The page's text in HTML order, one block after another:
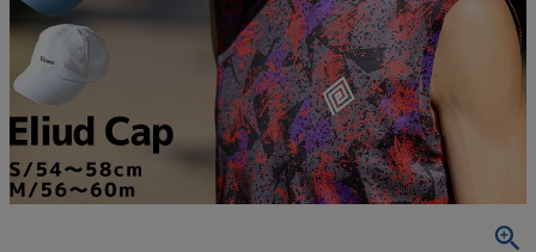
商品が見つからない方はこちら
最近閲覧した商品